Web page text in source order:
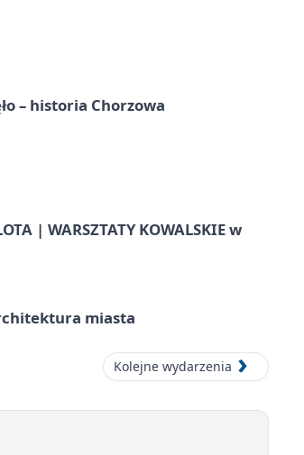
– historia Chorzowa
| WARSZTATY KOWALSKIE w
miasta
Kolejne wydarzenia